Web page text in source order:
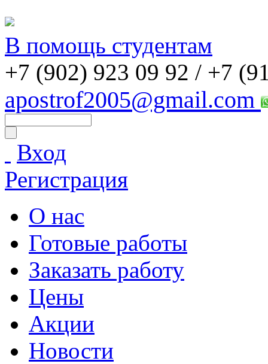
В помощь студентам
+7 (902) 923 09 92 / +7
apostrof2005@gmail.com
Вход
Регистрация
О нас
Готовые работы
Заказать работу
Цены
Акции
Новости